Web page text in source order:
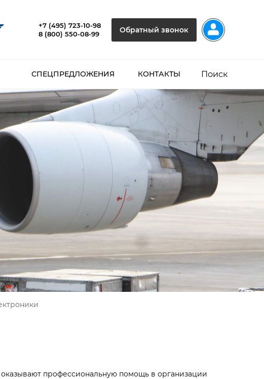
+7 (495) 723-10-98
8 (800) 550-08-99
Обратный звонок
СПЕЦПРЕДЛОЖЕНИЯ КОНТАКТЫ Поиск
профессиональную помощь в организации